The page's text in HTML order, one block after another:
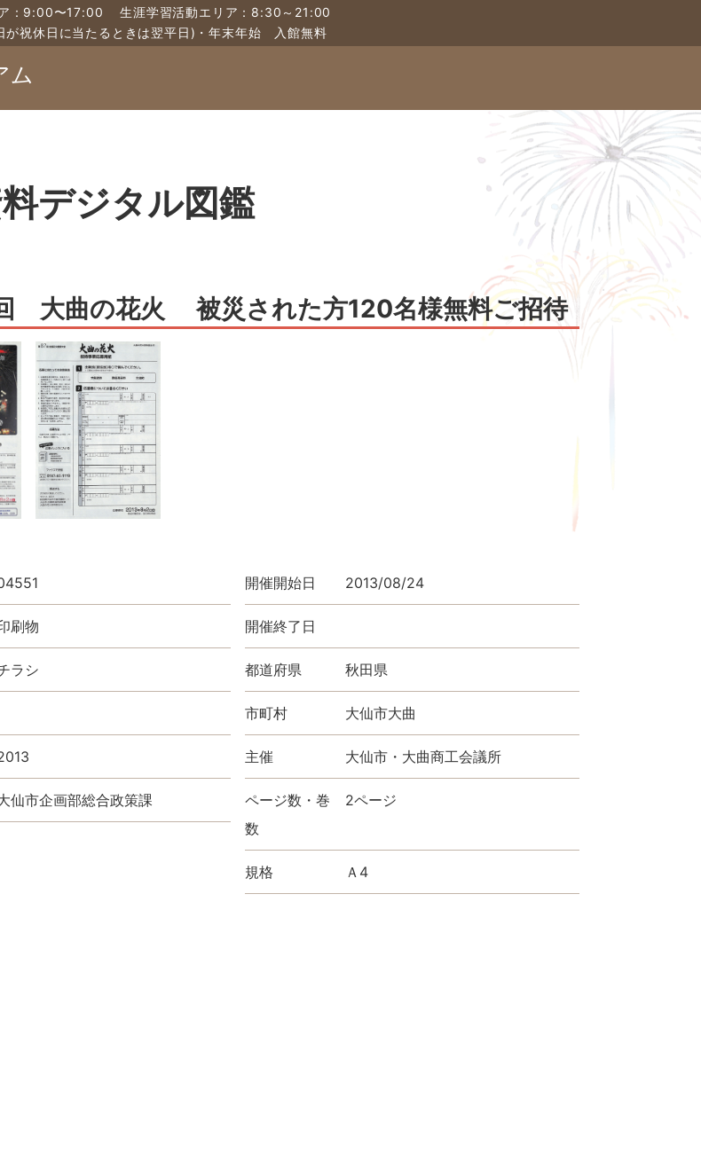
：9:00〜17:00
生涯学習活動エリア：8:30～21:00
が祝休日に当たるときは翌平日)・年末年始 入館無料
ム
デジタル図鑑
大曲の花火 被災された方120名様無料ご招待
刷物
ラシ
仙市企画部総合政策課
開催開始日 2013/08/24
開催終了日
都道府県 秋田県
市町村 大仙市大曲
主催 大仙市・大曲商工会議所
ページ数・巻
数
2ページ
規格 Ａ4